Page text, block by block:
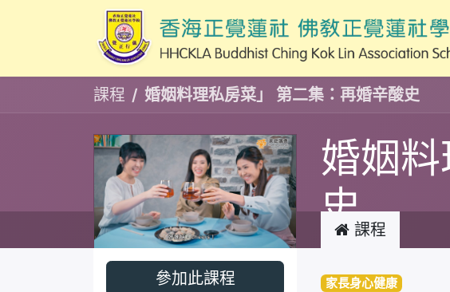
課程 婚姻料理私房菜」 第二集：再婚辛酸史
婚姻
史
參加此課程
課程
家長身心健康